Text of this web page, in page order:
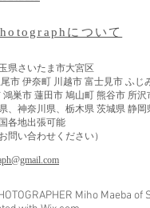
について
県さいたま市大宮区
市 伊奈町 川越市 富士見市 ふ
鴻巣市 蓮田市 鳩山町 熊谷市 所沢
、神奈川県、栃木県 茨城県 静岡
各地出張可能
問い合わせください）
Miho Maeba of